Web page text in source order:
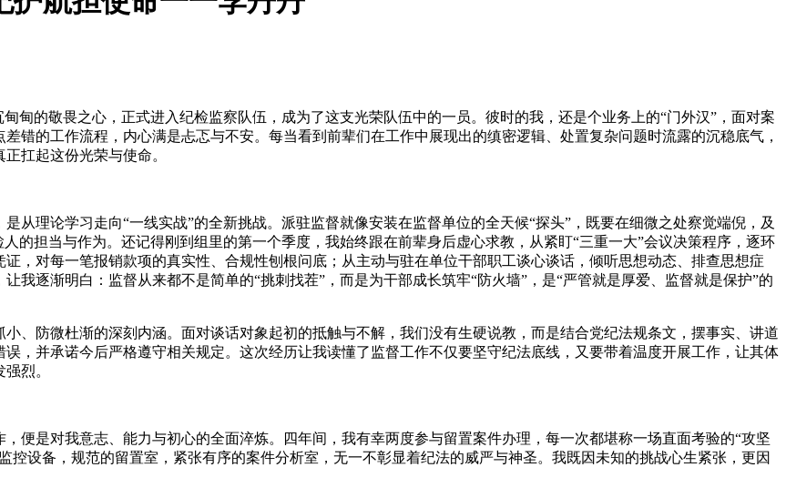
甸的敬畏之心，正式进入纪检监察队伍，成为了这支光荣队伍中的一员。彼时的我，还是个业务上的“门外汉”，面对案
错的工作流程，内心满是忐忑与不安。每当看到前辈们在工作中展现出的缜密逻辑、处置复杂问题时流露的沉稳底气，
扛起这份光荣与使命。
从理论学习走向“一线实战”的全新挑战。派驻监督就像安装在监督单位的全天候“探头”，既要在细微之处察觉端倪，及
的担当与作为。还记得刚到组里的第一个季度，我始终跟在前辈身后虚心求教，从紧盯“三重一大”会议决策程序，逐环
，对每一笔报销款项的真实性、合规性刨根问底；从主动与驻在单位干部职工谈心谈话，倾听思想动态、排查思想症
我逐渐明白：监督从来都不是简单的“挑刺找茬”，而是为干部成长筑牢“防火墙”，是“严管就是厚爱、监督就是保护”的
、防微杜渐的深刻内涵。面对谈话对象起初的抵触与不解，我们没有生硬说教，而是结合党纪法规条文，摆事实、讲道
，并承诺今后严格遵守相关规定。这次经历让我读懂了监督工作不仅要坚守纪法底线，又要带着温度开展工作，让其体
烈。
便是对我意志、能力与初心的全面淬炼。四年间，我有幸两度参与留置案件办理，每一次都堪称一场直面考验的“攻坚
设备，规范的留置室，紧张有序的案件分析室，无一不彰显着纪法的威严与神圣。我既因未知的挑战心生紧张，更因